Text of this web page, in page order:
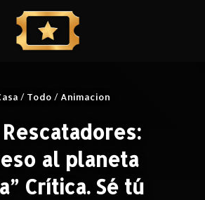
/ Todo / Animacion
Rescatadores:
al planeta
Crítica. Sé tú